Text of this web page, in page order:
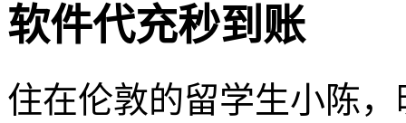
软件代充秒到账
住在伦敦的留学生小陈，